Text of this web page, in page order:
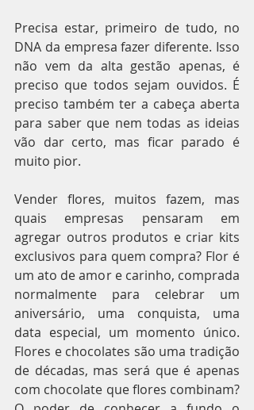
Precisa estar, primeiro de tudo, no
DNA da empresa fazer diferente. Isso
não vem da alta gestão apenas, é
preciso que todos sejam ouvidos. É
preciso também ter a cabeça aberta
para saber que nem todas as ideias
vão dar certo, mas ficar parado é
muito pior.
Vender flores, muitos fazem, mas
quais empresas pensaram em
agregar outros produtos e criar kits
exclusivos para quem compra? Flor é
um ato de amor e carinho, comprada
normalmente para celebrar um
aniversário, uma conquista, uma
data especial, um momento único.
Flores e chocolates são uma tradição
de décadas, mas será que é apenas
com chocolate que flores combinam?